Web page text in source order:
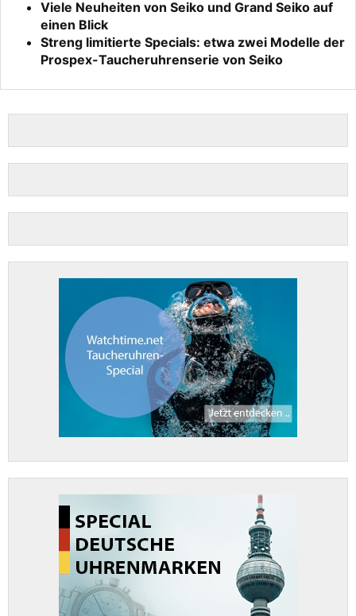
Viele Neuheiten von Seiko und Grand Seiko auf
einen Blick
Streng limitierte Specials: etwa zwei Modelle der
Prospex-Taucheruhrenserie von Seiko